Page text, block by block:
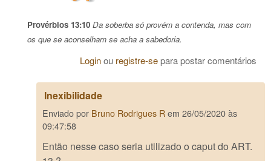
Provérbios 13:10 Da soberba só provém a contenda, mas com
os que se aconselham se acha a sabedoria.
Loginou registre-separa postar comentários
Inexibilidade
Enviado por Bruno Rodrigues Rem 26/05/2020 às
09:47:58
Então nesse caso seria utilizado o caput do ART.